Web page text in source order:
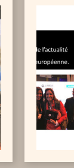
primé